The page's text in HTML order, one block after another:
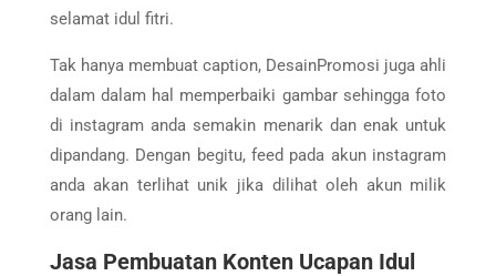
selamat idul fitri.
Tak hanya membuat caption, DesainPromosi juga ahli
dalam dalam hal memperbaiki gambar sehingga foto
di instagram anda semakin menarik dan enak untuk
dipandang. Dengan begitu, feed pada akun instagram
anda akan terlihat unik jika dilihat oleh akun milik
orang lain.
Jasa Pembuatan Konten Ucapan Idul